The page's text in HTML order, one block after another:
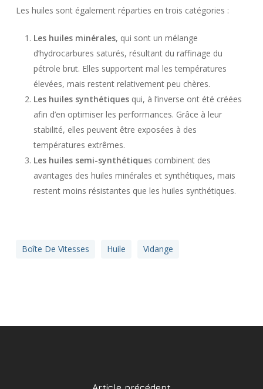
Les huiles sont également réparties en trois catégories :
Les huiles minérales, qui sont un mélange
d’hydrocarbures saturés, résultant du raffinage du
pétrole brut. Elles supportent mal les températures
élevées, mais restent relativement peu chères.
Les huiles synthétiques qui, à l’inverse ont été créées
afin d’en optimiser les performances. Grâce à leur
stabilité, elles peuvent être exposées à des
températures extrêmes.
Les huiles semi-synthétiques combinent des
avantages des huiles minérales et synthétiques, mais
restent moins résistantes que les huiles synthétiques.
Boîte De Vitesses Huile Vidange